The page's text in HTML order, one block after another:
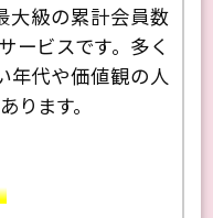
大級の累計会員数
ービスです。多く
年代や価値観の人
ります。